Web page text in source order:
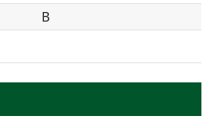
B